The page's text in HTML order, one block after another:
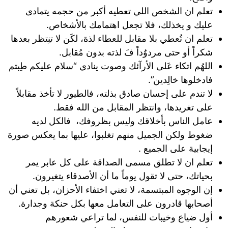
تعلم ان الشخص اللي تعطيه أكبر من حجمه يتمادى
عليك و يخذلك، فلا تجعل اهتمامك بالأشخاص.
تعلم ان تُعطي بلا مقابل للعطاء لذة، لكَن لا تنِتظر بعدها
شكراً أو حتى مردوُداً فَ لذته بدون مُقابل.
اللهُم اتكاء عَلى الأرآئك وصوت ينادي “سلام عليكم طِبتم
فادخلوها خالِدين”.
لا تندم على إحسان صادق بذلته، فالطيور لا تأخذ مقابلاً
على تغريدها، وانتظر المقابل من الله فقط.
عامل الناس بأخلاقك وليس بظروفك، فالكل لديه
ضغوط ولكن الجميل منهم تغلبوا، عليها بما يعكس صورة
إيجابية على الجميع .
تعلم ان لا تطلق مسمى الصداقة على كل عابر يمر
بحياتك، حتى لا تقول يوماً ما أن الأصدقاء يتغيرون.
إن الوجوه المبتسمة، لا تعني اختفاء الأحزان، بل تعني أن
أصحابها قادرون على التعامل معها بكل حنكة وجدارة.
أول ضياع وخيبات للنفس، لما تراعي شعورهم